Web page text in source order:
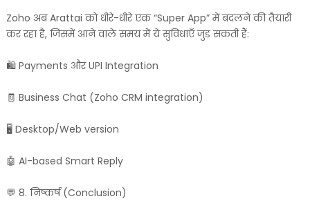
Zoho अब Arattai को धीरे-धीरे एक “Super App” में बदलने की तैयारी
कर रहा है, जिसमें आने वाले समय में ये सुविधाएँ जुड़ सकती हैं:
🛍️ Payments और UPI Integration
🧾 Business Chat (Zoho CRM integration)
🖥️ Desktop/Web version
🤖 AI-based Smart Reply
💬 8. निष्कर्ष (Conclusion)